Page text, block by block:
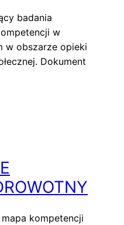
badania
w
w obszarze opieki
Dokument
kompetencji